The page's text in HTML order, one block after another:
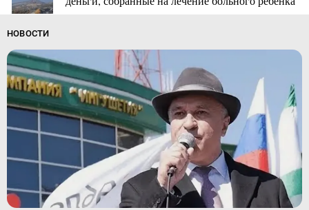
НОВОСТИ